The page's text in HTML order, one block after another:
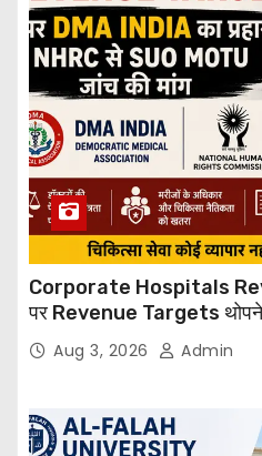
Corporate Hospitals
पर Revenue Targets
बड़ा कदम, NHRC से Suo Motu
Aug 3, 2026 Admin